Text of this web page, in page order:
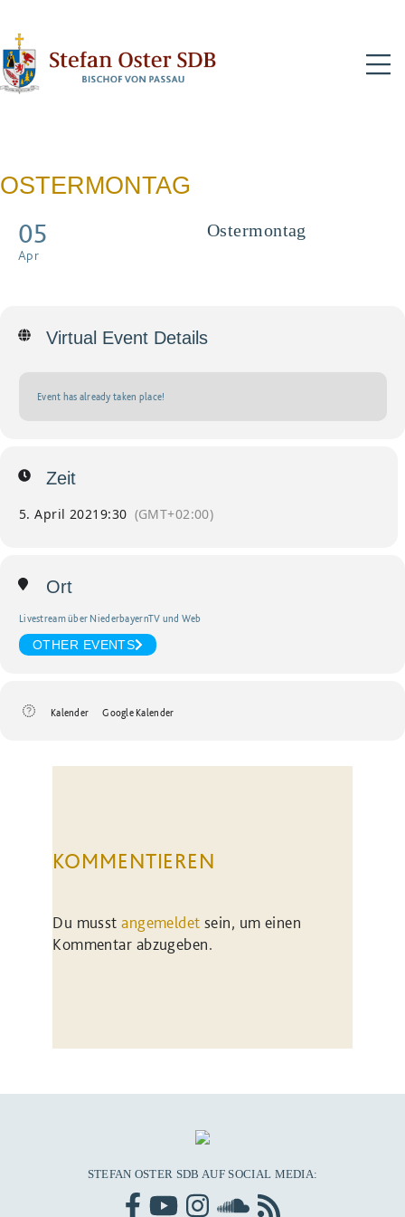
OSTERMONTAG
05
Apr
Ostermontag
Virtual Event Details
Event has already taken place!
Zeit
5. April 2021 9:30 (GMT+02:00)
Ort
Livestream über NiederbayernTV und Web
OTHER EVENTS
Kalender Google Kalender
KOMMENTIEREN
Du musstangemeldet sein, um einen
Kommentar abzugeben.
STEFAN OSTER SDB AUF SOCIAL MEDIA: